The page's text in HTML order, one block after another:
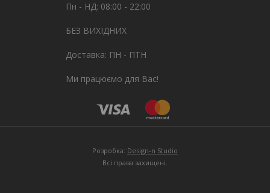
Пн - НД: 08:00 - 22:00
БЕЗ ВИХІДНИХ
Доставка: ПН - ПТН
Ми працюємо для Вас!
Розробка: Design-n Studio
Всі права захищені.